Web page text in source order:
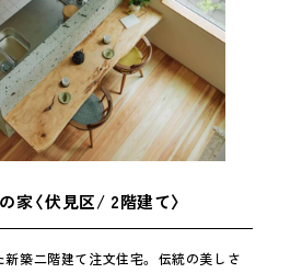
家〈伏見区/ 2階建て〉
新築二階建て注文住宅。 伝統の美しさ